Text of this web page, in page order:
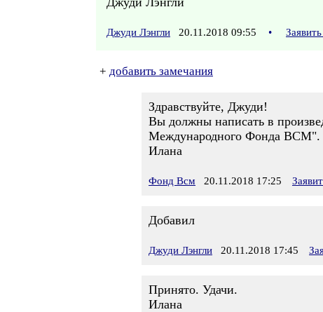
Джуди Лэнгли 20.11.2018 09:55 •
+ добавить замечания
Здравствуйте, Джуди!
Вы должны написать в
Международного Фонда ВСМ".
Илана
Фонд Всм 20.11.2018 17:25
Добавил
Джуди Лэнгли 20.11.2018 17:45
Принято. Удачи.
Илана